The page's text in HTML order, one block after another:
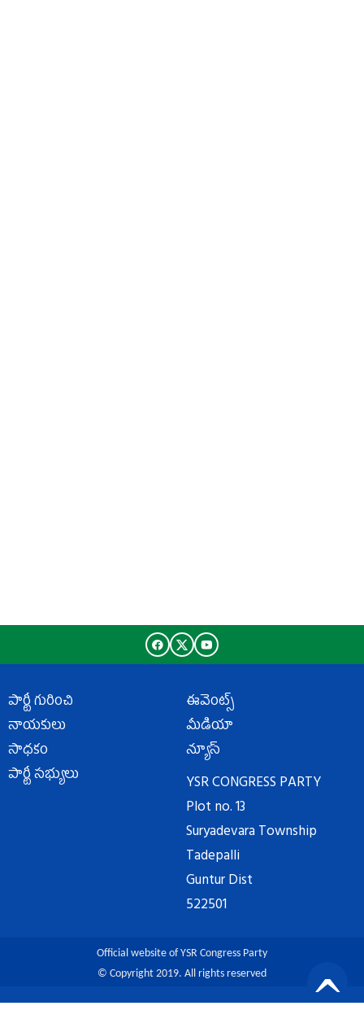
పార్టీ గురించి
నాయకులు
సాధకం
పార్టీ సభ్యులు
ఈవెంట్స్
మీడియా
న్యూస్
YSR CONGRESS PARTY
Plot no. 13
Suryadevara Township
Tadepalli
Guntur Dist
522501
Official website of YSR Congress Party
© Copyright 2019. All rights reserved